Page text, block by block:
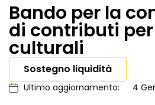
Bando per la
di contributi
culturali
Sostegno liquidità
Ultimo aggiornamento: 4